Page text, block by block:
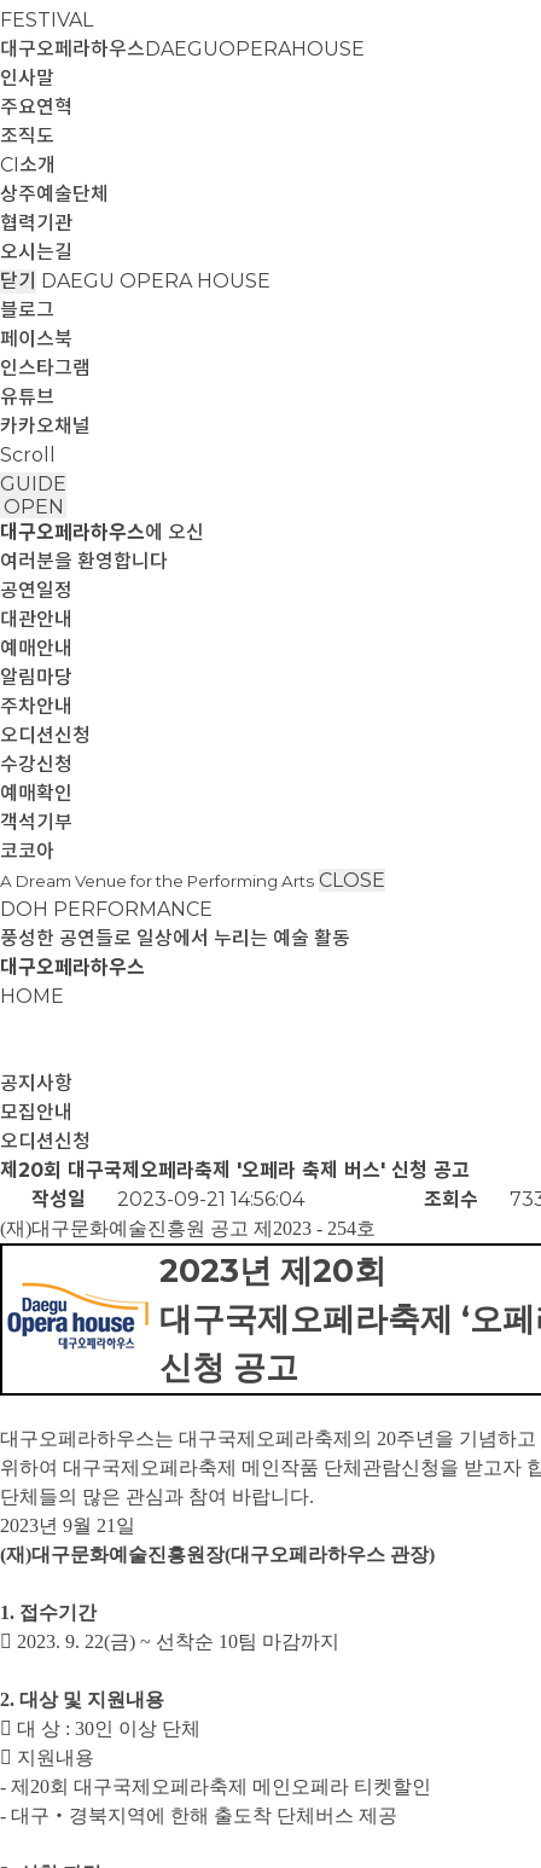
FESTIVAL
대구오페라하우스DAEGUOPERAHOUSE
인사말
주요연혁
조직도
CI소개
상주예술단체
협력기관
오시는길
닫기 DAEGU OPERA HOUSE
블로그
페이스북
인스타그램
유튜브
카카오채널
Scroll
GUIDE
OPEN
대구오페라하우스에 오신
여러분을 환영합니다
공연일정
대관안내
예매안내
알림마당
주차안내
오디션신청
수강신청
예매확인
객석기부
코코아
A Dream Venue for the Performing Arts CLOSE
DOH PERFORMANCE
풍성한 공연들로 일상에서 누리는 예술 활동
대구오페라하우스
HOME
공지사항
모집안내
오디션신청
제20회 대구국제오페라축제 '오페라 축제 버스' 신청 공고
작성일
2023-09-21 14:56:04 조회수
(재)대구문화예술진흥원 공고 제 2023 - 254호
2023년 제 20회
대구국제오페라축제 ‘오
신청 공고
대구오페라하우스는 대구국제오페라축제의 20주년을 기념하고
위하여 대구국제오페라축제 메인작품 단체관람신청을 받고자
단체들의 많은 관심과 참여 바랍니다.
2023년 9월 21 일
(재)대구문화예술진흥원장(대구오페라하우스 관장)
1. 접수기간
 2023. 9. 22(금) ~ 선착순 10팀 마감까지
2. 대상 및 지원내용
 대 상 : 30인 이상 단체
 지원내용
- 제 20회 대구국제오페라축제 메인오페라 티켓할인
- 대구 ‧ 경북지역에 한해 출도착 단체버스 제공